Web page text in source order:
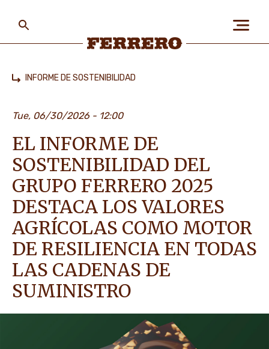
LAS PERSONAS Y EL
PLANETA
NUESTRAS MARCAS
CARRERAS
main
content
INFORME DE SOSTENIBILIDAD
Tue, 06/30/2026 - 12:00
EL INFORME DE
SOSTENIBILIDAD DEL
GRUPO FERRERO 2025
DESTACA LOS VALORES
AGRÍCOLAS COMO MOTOR
DE RESILIENCIA EN TODAS
LAS CADENAS DE
SUMINISTRO